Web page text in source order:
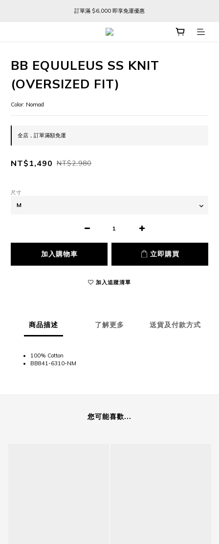
訂單滿 $6,000 即享免運優惠
訂單滿 $6,000 即享免運優惠
FREE SHIPPING ON ORDERS OVER $6,000
BB EQUULEUS SS KNIT
(OVERSIZED FIT)
Color: Nomad
全店，訂單滿額免運
NT$1,490 NT$2,980
尺寸
加入購物車 立即購買
加入追蹤清單
商品描述 了解更多 送貨及付款方式
100% Cotton
BB841-6310-NM
您可能喜歡...